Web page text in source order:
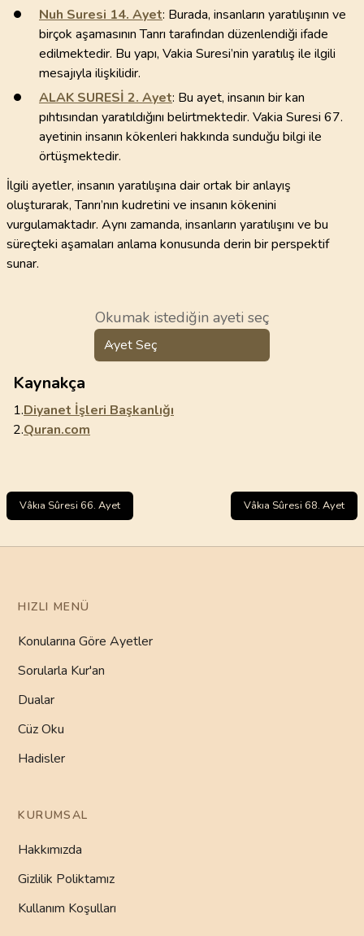
Nuh Suresi 14. Ayet: Burada, insanların yaratılışının ve
birçok aşamasının Tanrı tarafından düzenlendiği ifade
edilmektedir. Bu yapı, Vakia Suresi’nin yaratılış ile ilgili
mesajıyla ilişkilidir.
ALAK SURESİ 2. Ayet: Bu ayet, insanın bir kan
pıhtısından yaratıldığını belirtmektedir. Vakia Suresi 67.
ayetinin insanın kökenleri hakkında sunduğu bilgi ile
örtüşmektedir.
İlgili ayetler, insanın yaratılışına dair ortak bir anlayış
oluşturarak, Tanrı’nın kudretini ve insanın kökenini
vurgulamaktadır. Aynı zamanda, insanların yaratılışını ve bu
süreçteki aşamaları anlama konusunda derin bir perspektif
sunar.
Okumak istediğin ayeti seç
Ayet Seç
Kaynakça
1.Diyanet İşleri Başkanlığı
2.Quran.com
Vâkıa Sûresi 66. Ayet Vâkıa Sûresi 68. Ayet
HIZLI MENÜ
Konularına Göre Ayetler
Sorularla Kur'an
Dualar
Cüz Oku
Hadisler
KURUMSAL
Hakkımızda
Gizlilik Poliktamız
Kullanım Koşulları